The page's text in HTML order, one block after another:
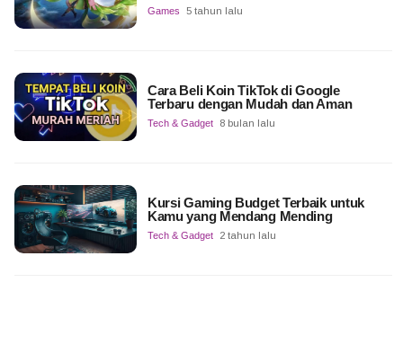
Games 5 tahun lalu
Cara Beli Koin TikTok di Google
Terbaru dengan Mudah dan Aman
Tech & Gadget 8 bulan lalu
Kursi Gaming Budget Terbaik untuk
Kamu yang Mendang Mending
Tech & Gadget 2 tahun lalu